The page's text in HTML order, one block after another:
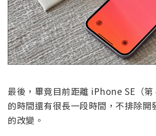
最後，畢竟目前距離 iPhone SE（第
的時間還有很長一段時間，不排除開
的改變。